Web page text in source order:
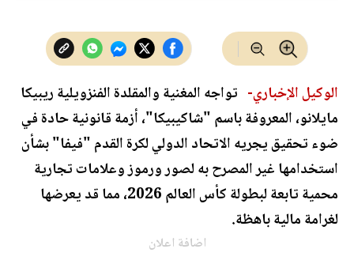
الوكيل الإخباري- تواجه المغنية والمقلدة الفنزويلية ريبيكا
مايلانو، المعروفة باسم "شاكيبيكا"، أزمة قانونية حادة في
ضوء تحقيق يجريه الاتحاد الدولي لكرة القدم "فيفا" بشأن
استخدامها غير المصرح به لصور ورموز وعلامات تجارية
محمية تابعة لبطولة كأس العالم 2026، مما قد يعرضها
لغرامة مالية باهظة.
اضافة اعلان